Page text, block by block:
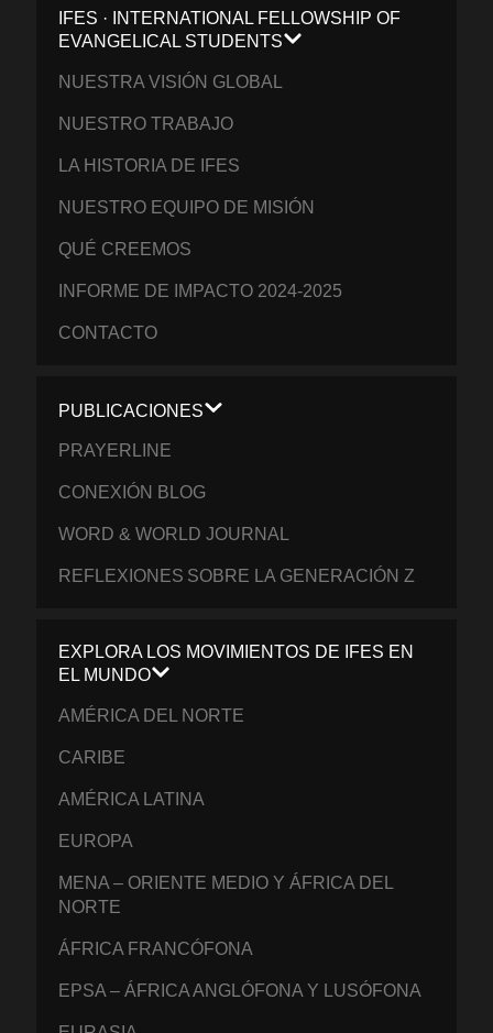
IFES · INTERNATIONAL FELLOWSHIP OF
EVANGELICAL STUDENTS
NUESTRA VISIÓN GLOBAL
NUESTRO TRABAJO
LA HISTORIA DE IFES
NUESTRO EQUIPO DE MISIÓN
QUÉ CREEMOS
INFORME DE IMPACTO 2024-2025
CONTACTO
PUBLICACIONES
PRAYERLINE
CONEXIÓN BLOG
WORD & WORLD JOURNAL
REFLEXIONES SOBRE LA GENERACIÓN Z
EXPLORA LOS MOVIMIENTOS DE IFES EN
EL MUNDO
AMÉRICA DEL NORTE
CARIBE
AMÉRICA LATINA
EUROPA
MENA – ORIENTE MEDIO Y ÁFRICA DEL
NORTE
ÁFRICA FRANCÓFONA
EPSA – ÁFRICA ANGLÓFONA Y LUSÓFONA